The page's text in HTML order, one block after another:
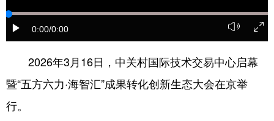
会展 时尚
0:00/0:00
2026年3月16日，中关村国际技术交易中心启幕
暨“五方六力·海智汇”成果转化创新生态大会在京举
行。